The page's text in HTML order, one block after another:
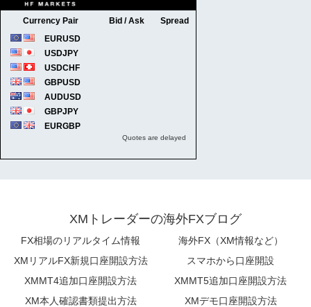
XMトレーダーの海外FXブログ
FX相場のリアルタイム情報
海外FX（XM情報など）
XMリアルFX新規口座開設方法
スマホから口座開設
XMMT4追加口座開設方法
XMMT5追加口座開設方法
XM本人確認書類提出方法
XMデモ口座開設方法